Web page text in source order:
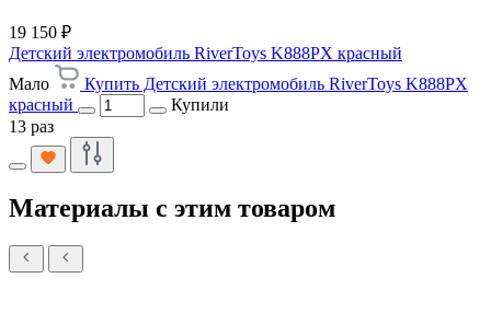
19 150 ₽
Детский электромобиль RiverToys K888PX красный
Мало
Купить Детский электромобиль RiverToys K888PX
красный
Купили
13 раз
Материалы с этим товаром